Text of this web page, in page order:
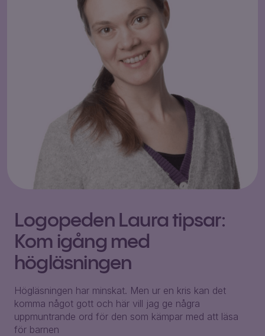
Logopeden Laura tipsar:
Kom igång med
högläsningen
Högläsningen har minskat. Men ur en kris kan det
komma något gott och här vill jag ge några
uppmuntrande ord för den som kämpar med att läsa
för barnen